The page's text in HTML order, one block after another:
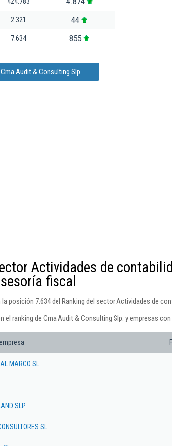
2.321 44
7.634 855
Audit & Consulting Slp.
Actividades de
fiscal
posición 7.634 del Ranking del sector Actividades de
ranking de Cma Audit & Consulting Slp. y empresas
MARCO SL.
SLP
SL